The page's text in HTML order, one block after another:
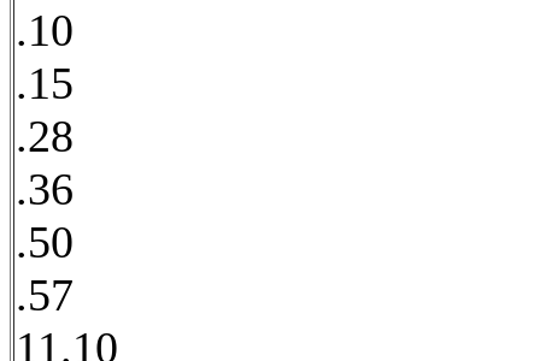
.10
.15
.28
.36
.50
.57
11.10